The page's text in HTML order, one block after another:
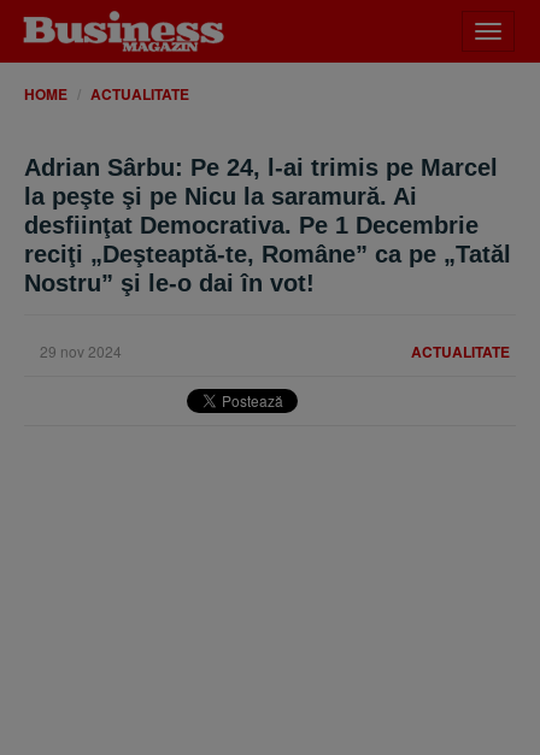
meniu
HOME ACTUALITATE
Adrian Sârbu: Pe 24, l-ai trimis pe Marcel
la peşte şi pe Nicu la saramură. Ai
desfiinţat Democrativa. Pe 1 Decembrie
reciţi „Deşteaptă-te, Române” ca pe „Tatăl
Nostru” şi le-o dai în vot!
ACTUALITATE
29 nov 2024